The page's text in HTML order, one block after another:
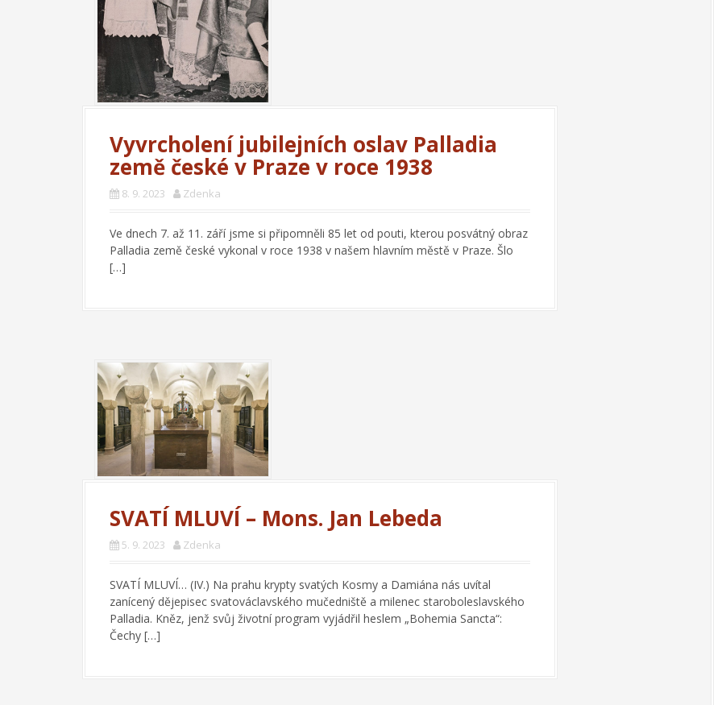
Vyvrcholení jubilejních oslav Palladia
země české v Praze v roce 1938
8. 9. 2023 Zdenka
Ve dnech 7. až 11. září jsme si připomněli 85 let od pouti, kterou posvátný obraz
Palladia země české vykonal v roce 1938 v našem hlavním městě v Praze. Šlo
[…]
SVATÍ MLUVÍ – Mons. Jan Lebeda
5. 9. 2023 Zdenka
SVATÍ MLUVÍ… (IV.) Na prahu krypty svatých Kosmy a Damiána nás uvítal
zanícený dějepisec svatováclavského mučedniště a milenec staroboleslavského
Palladia. Kněz, jenž svůj životní program vyjádřil heslem „Bohemia Sancta“:
Čechy […]